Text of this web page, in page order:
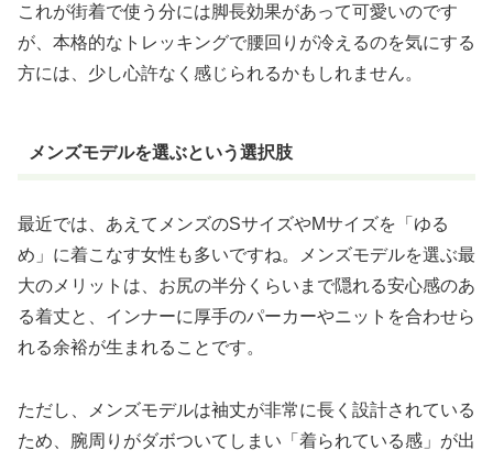
これが街着で使う分には脚長効果があって可愛いのです
が、本格的なトレッキングで腰回りが冷えるのを気にする
方には、少し心許なく感じられるかもしれません。
メンズモデルを選ぶという選択肢
最近では、あえてメンズのSサイズやMサイズを「ゆる
め」に着こなす女性も多いですね。メンズモデルを選ぶ最
大のメリットは、お尻の半分くらいまで隠れる安心感のあ
る着丈と、インナーに厚手のパーカーやニットを合わせら
れる余裕が生まれることです。
ただし、メンズモデルは袖丈が非常に長く設計されている
ため、腕周りがダボついてしまい「着られている感」が出